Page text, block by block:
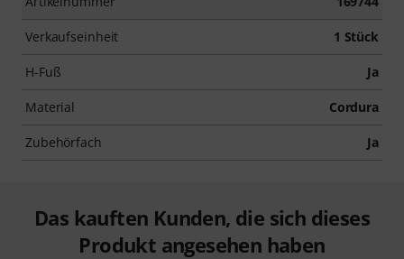
Verkaufseinheit 1 Stück
H-Fuß Ja
Material Cordura
Zubehörfach Ja
Das kauften Kunden, die sich dieses
Produkt angesehen haben